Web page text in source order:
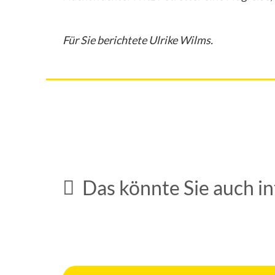
Für Sie berichtete Ulrike Wilms.
Das könnte Sie auch
Pen- & Paper-Event in der Bibliothek